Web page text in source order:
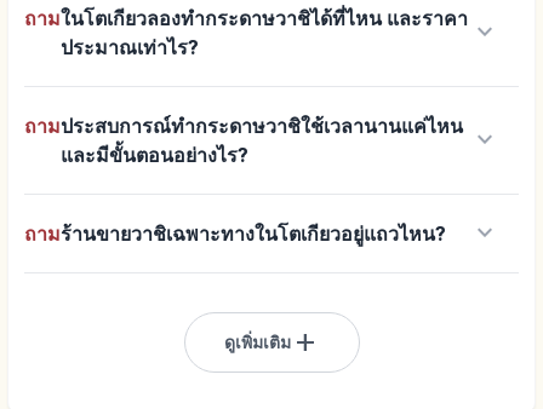
ถามในโตเกียวลองทำกระดาษวาชิได้ที่ไหน และราคา
ประมาณเท่าไร?
keyboard_arrow_down
ถามประสบการณ์ทำกระดาษวาชิใช้เวลานานแค่ไหน
และมีขั้นตอนอย่างไร?
keyboard_arrow_down
ถามร้านขายวาชิเฉพาะทางในโตเกียวอยู่แถวไหน? keyboard_arrow_down
ดูเพิ่มเติมadd